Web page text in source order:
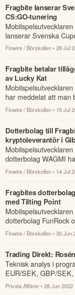
Fragbite lanserar
CS:GO-tunering
lanserar Svenska
tävling, i samarbete
Finwire / Börskollen • 28 Jul
Fragbite betalar
av Lucky Kat
har meddelat att man
tilläggsköpeskillingen
Finwire / Börskollen • 15 Jul
Dotterbolag till
kryptoleverantör i
dotterbolag WAGMI
egna in-game
Finwire / Börskollen • 14 Jul
Fragbites
med Tilting Point
dotterbolag FunRock
publiceringsavtal med
Finwire / Börskollen • 30 Jun
Trading Direkt:
Teknisk analys i
EUR/SEK, GBP/
Carl Zeiss, Caras...
Privata Affärer • 28 Jun 2022